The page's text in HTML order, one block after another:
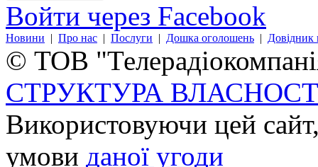
Войти через Facebook
Новини | Про нас | Послуги | Дошка оголошень | Довідник
© ТОВ
СТРУКТУРА
Використовуючи цей
умови даної угоди